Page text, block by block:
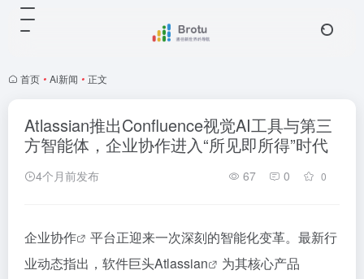
首页 • Ai新闻 • 正文
Atlassian推出Confluence视觉AI工具与第三
方智能体，企业协作进入“所见即所得”时代
4个月前发布 67 0 0
企业协作
平台正迎来一次深刻的智能化变革。最新行
业动态指出，软件巨头Atlassian
为其核心产品